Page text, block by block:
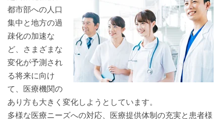
都市部への人口
集中と地方の過
疎化の加速な
ど、さまざまな
変化が予測され
る将来に向け
て、医療機関の
あり方も大きく変化しようとしています。
多様な医療ニーズへの対応、医療提供体制の充実と患者様